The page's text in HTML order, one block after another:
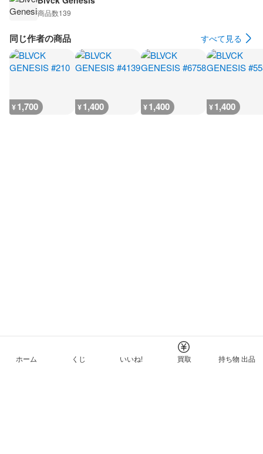
商品数139
同じ作者の商品 すべて見る
¥1,700 ¥1,400 ¥1,400 ¥1,400
ホーム くじ いいね! 買取 持ち物 出品